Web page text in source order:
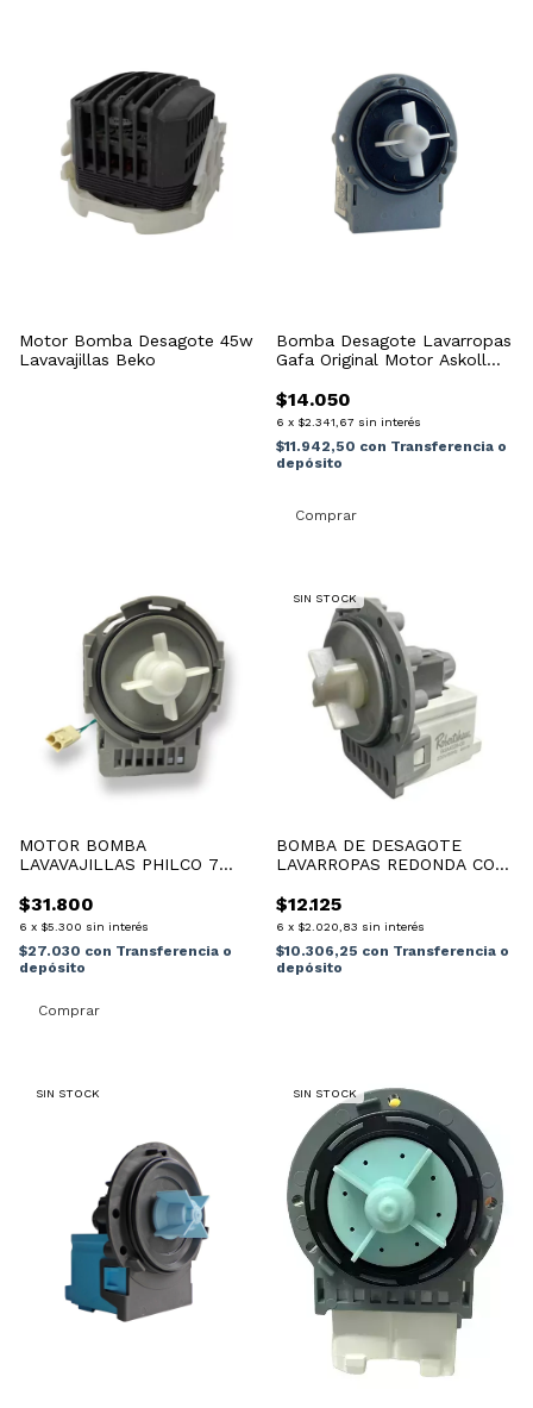
Motor Bomba Desagote 45w
Lavavajillas Beko
Bomba Desagote Lavarropas
Gafa Original Motor Askoll
$14.050
6 x $2.341,67 sin interés
$11.942,50 con Transferencia o
depósito
MOTOR BOMBA
LAVAVAJILLAS PHILCO 7
$31.800
6 x $5.300 sin interés
$27.030 con Transferencia o
depósito
SIN STOCK
BOMBA DE DESAGOTE
LAVARROPAS REDONDA CON
$12.125
6 x $2.020,83 sin interés
$10.306,25 con Transferencia o
depósito
SIN STOCK SIN STOCK